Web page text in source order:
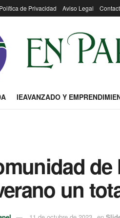
Política de Privacidad Aviso Legal
IEAVANZADO Y
un